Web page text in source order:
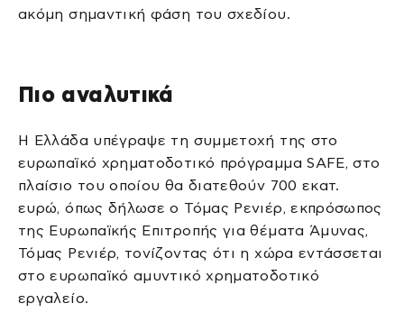
ακόμη σημαντική φάση του σχεδίου.
Πιο αναλυτικά
Η Ελλάδα υπέγραψε τη συμμετοχή της στο
ευρωπαϊκό χρηματοδοτικό πρόγραμμα SAFE, στο
πλαίσιο του οποίου θα διατεθούν 700 εκατ.
ευρώ, όπως δήλωσε ο Τόμας Ρενιέρ, εκπρόσωπος
της Ευρωπαϊκής Επιτροπής για θέματα Άμυνας,
Τόμας Ρενιέρ, τονίζοντας ότι η χώρα εντάσσεται
στο ευρωπαϊκό αμυντικό χρηματοδοτικό
εργαλείο.